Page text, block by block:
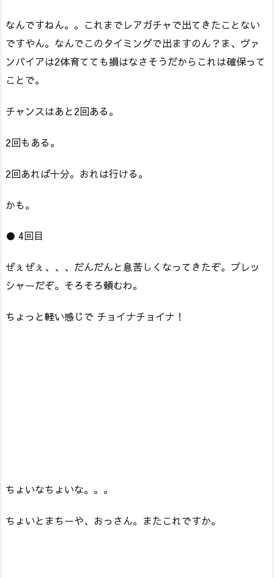
なんですねん。。これまでレアガチャで出てきたことない
ですやん。なんでこのタイミングで出ますのん？ま、ヴァ
ンパイアは2体育てても損はなさそうだからこれは確保って
ことで。
チャンスはあと2回ある。
2回もある。
2回あれば十分。おれは行ける。
かも。
● 4回目
ぜぇぜぇ、、、だんだんと息苦しくなってきたぞ。プレッ
シャーだぞ。そろそろ頼むわ。
ちょっと軽い感じで チョイナチョイナ！
ちょいなちょいな。。。
ちょいとまちーや、おっさん。またこれですか。